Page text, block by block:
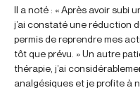
Il a noté : « Après avoir subi
j’ai constaté une réduction
permis de reprendre mes
tôt que prévu. » Un autre
thérapie, j’ai
analgésiques et je profite à